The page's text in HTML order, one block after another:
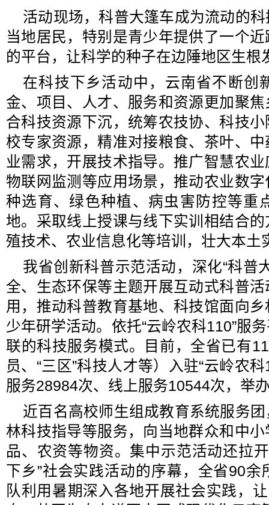
活动现场，科普大篷车成为流动的
当地居民，特别是青少年提供了一个
的平台，让科学的种子在边陲地区生根
在科技下乡活动中，云南省不断创
金、项目、人才、服务和资源更加聚
合科技资源下沉，统筹农技协、科技
校专家资源，精准对接粮食、茶叶、
业需求，开展技术指导。推广智慧农
物联网监测等应用场景，推动农业数
种选育、绿色种植、病虫害防控等重
地。采取线上授课与线下实训相结合
殖技术、农业信息化等培训，壮大本土
我省创新科普示范活动，深化“科普
全、生态环保等主题开展互动式科普
用，推动科普教育基地、科技馆面向
少年研学活动。依托“云岭农科110”服
联的科技服务模式。目前，全省已有
员、“三区”科技人才等）入驻“云岭农
服务28984次、线上服务10544次，举
近百名高校师生组成教育系统服务
林科技指导等服务，向当地群众和中
品、农资等物资。集中示范活动还拉
下乡”社会实践活动的序幕，全省90
队利用暑期深入各地开展社会实践，